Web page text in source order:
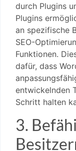
durch Plugins
Plugins
an spezifische
SEO-
Funktionen.
dafür, dass
entwickelnden
Schritt halten
3.